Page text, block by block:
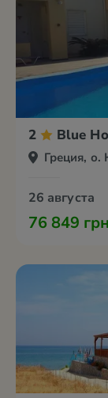
2 Blue
Греция, о.
26 августа
76 849 грн